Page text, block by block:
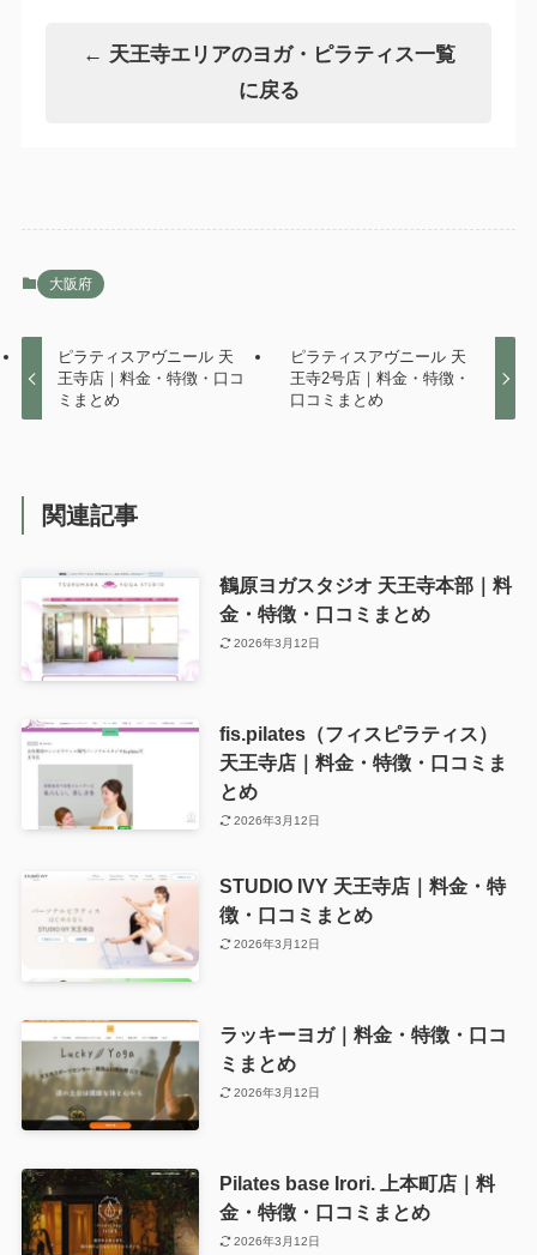
← 天王寺エリアのヨガ・ピラティス一覧
に戻る
大阪府
ピラティスアヴニール 天
王寺店｜料金・特徴・口コ
ミまとめ
ピラティスアヴニール 天
王寺2号店｜料金・特徴・
口コミまとめ
関連記事
鶴原ヨガスタジオ 天王寺本部｜料
金・特徴・口コミまとめ
2026年3月12日
fis.pilates（フィスピラティス）
天王寺店｜料金・特徴・口コミま
とめ
2026年3月12日
STUDIO IVY 天王寺店｜料金・特
徴・口コミまとめ
2026年3月12日
ラッキーヨガ｜料金・特徴・口コ
ミまとめ
2026年3月12日
Pilates base Irori. 上本町店｜料
金・特徴・口コミまとめ
2026年3月12日